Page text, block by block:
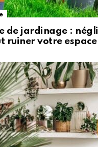
de jardinage :
ruiner votre